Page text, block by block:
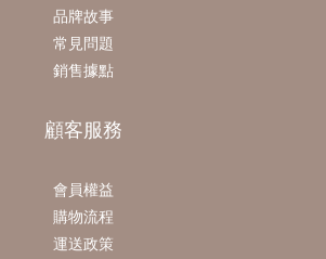
品牌故事
常見問題
銷售據點
顧客服務
會員權益
購物流程
運送政策